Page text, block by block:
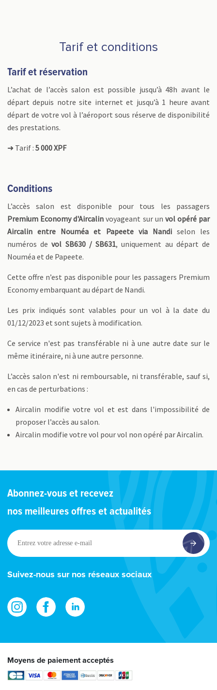
Tarif et conditions
Tarif et réservation
L’achat de l’accès salon est possible jusqu’à 48h avant le
départ depuis notre site internet et jusqu’à 1 heure avant
départ de votre vol à l’aéroport sous réserve de disponibilité
des prestations.
➜ Tarif : 5 000 XPF
Conditions
L’accès salon est disponible pour tous les passagers
Premium Economy d'Aircalin voyageant sur un vol opéré par
Aircalin entre Nouméa et Papeete via Nandi selon les
numéros devol SB630 / SB631, uniquement au départ de
Nouméa et de Papeete.
Cette offre n’est pas disponible pour les passagers Premium
Economy embarquant au départ de Nandi.
Les prix indiqués sont valables pour un vol à la date du
01/12/2023 et sont sujets à modification.
Ce service n'est pas transférable ni à une autre date sur le
même itinéraire, ni à une autre personne.
L’accès salon n'est ni remboursable, ni transférable, sauf si,
en cas de perturbations :
Aircalin modifie votre vol et est dans l'impossibilité de
proposer l’accès au salon.
Aircalin modifie votre vol pour vol non opéré par Aircalin.
Abonnez-vous et recevez
nos meilleures offres et actualités
Entrez
votre
adresse
e-
Suivez-nous sur nos réseaux sociaux
Moyens de paiement acceptés